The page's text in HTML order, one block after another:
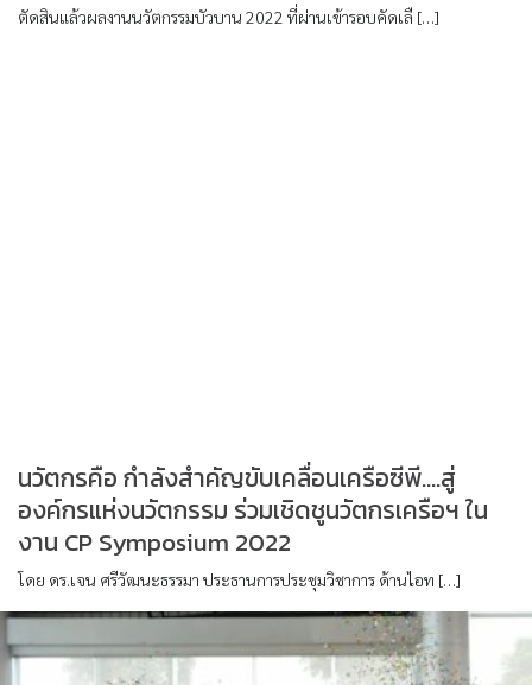
ตัดสินแล้วผลงานนวัตกรรมบัวบาน 2022 ที่ผ่านเข้ารอบคัดเลื […]
นวัตกรคือ กำลังสำคัญขับเคลื่อนเครือซีพี….สู่
องค์กรแห่งนวัตกรรม ร่วมเชิดชูนวัตกรเครือฯ ใน
งาน CP Symposium 2022
โดย ดร.เจน ศรีวัฒนะธรรมา ประธานการประชุมวิชาการ ด้านไอท […]